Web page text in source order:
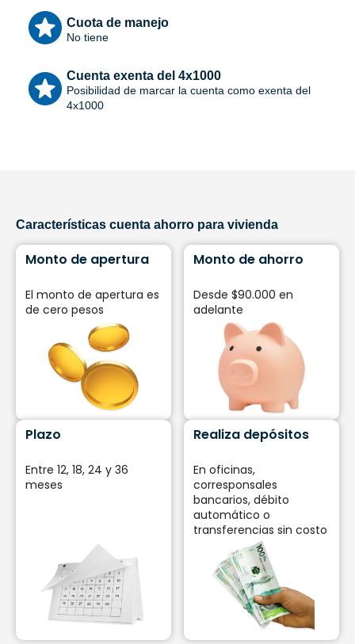
Cuota de manejo
No tiene
Cuenta exenta del 4x1000
Posibilidad de marcar la cuenta como exenta del
4x1000
Características cuenta ahorro para vivienda
Monto de apertura
El monto de apertura es
de cero pesos
Monto de ahorro
Desde $90.000 en
adelante
Plazo
Entre 12, 18, 24 y 36
meses
Realiza depósitos
En oficinas,
corresponsales
bancarios, débito
automático o
transferencias sin costo